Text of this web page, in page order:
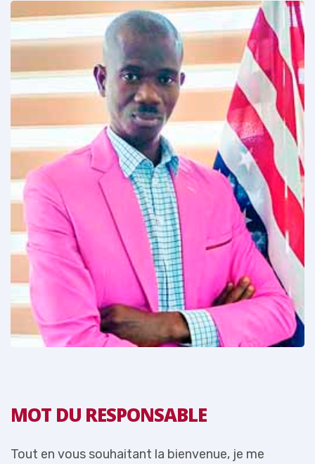
MOT DU RESPONSABLE
Tout en vous souhaitant la bienvenue, je me